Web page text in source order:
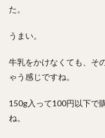
た。
うまい。
牛乳をかけなくても、そ
ゃう感じですね。
150g入って100円以下で
ね。